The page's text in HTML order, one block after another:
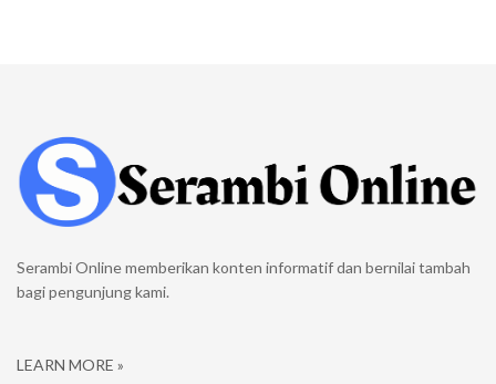
Serambi Online memberikan konten informatif dan bernilai tambah
bagi pengunjung kami.
LEARN MORE »